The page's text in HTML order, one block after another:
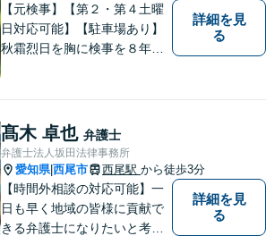
【元検事】【第２・第４土曜
日対応可能】【駐車場あり】
秋霜烈日を胸に検事を８年，
添い，「この地域」の方々の
悩みに対して一緒に解決を目
指したいと思います。お待ち
しております。
詳細を見
る
髙木 卓也 弁護士
弁護士法人坂田法律事務所
愛知県|西尾市 西尾駅 から徒歩3分
【時間外相談の対応可能】一
日も早く地域の皆様に貢献で
きる弁護士になりたいと考え
詳細を見
る